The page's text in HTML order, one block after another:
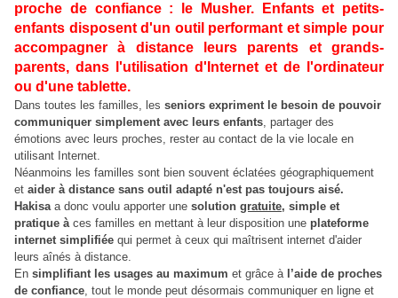
proche de confiance : le Musher. Enfants et petits-
enfants disposent d'un outil performant et simple pour
accompagner à distance leurs parents et grands-
parents, dans l'utilisation d'Internet et de l'ordinateur
ou d'une tablette.
Dans toutes les familles, les seniors expriment le besoin de pouvoir
communiquer simplement avec leurs enfants, partager des
émotions avec leurs proches, rester au contact de la vie locale en
utilisant Internet.
Néanmoins les familles sont bien souvent éclatées géographiquement
et aider à distance sans outil adapté n'est pas toujours aisé.
Hakisaa donc voulu apporter une solution gratuite, simple et
pratique àces familles en mettant à leur disposition une plateforme
internet simplifiée qui permet à ceux qui maîtrisent internet d'aider
leurs aînés à distance.
En simplifiant les usages au maximum et grâce à l’aide de proches
de confiance, tout le monde peut désormais communiquer en ligne et